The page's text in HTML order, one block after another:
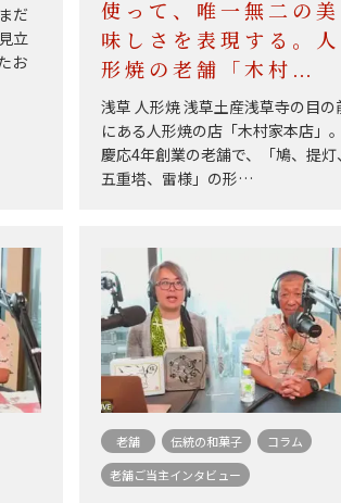
だ
立
お
使って、唯一無二の美
味しさを表現する。人
形焼の老舗「木村…
浅草 人形焼 浅草土産浅草寺の目の
にある人形焼の店「木村家本店」
慶応4年創業の老舗で、「鳩、提灯
五重塔、雷様」の形…
老舗 伝統の和菓子
コラム
老舗ご当主インタビュー